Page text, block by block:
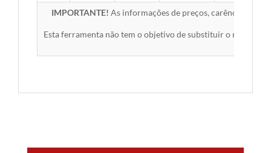
IMPORTANTE! As informações de preços, carências,
Esta ferramenta não tem o objetivo de substituir o material